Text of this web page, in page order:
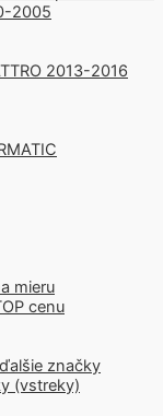
2005
2013-2016
mieru
cenu
značky
(vstreky)